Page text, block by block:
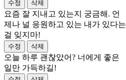
요즘 잘 지내고 있는지 궁금해. 언
제나 널 응원하고 있는 내가 있다는
걸 잊지마!
오늘 하루 괜찮았어? 너에게 좋은
일만 가득하길!